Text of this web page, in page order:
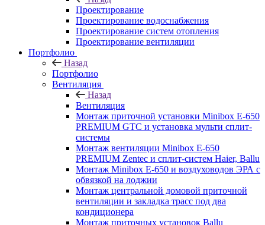
Проектирование
Проектирование водоснабжения
Проектирование систем отопления
Проектирование вентиляции
Портфолио
Назад
Портфолио
Вентиляция
Назад
Вентиляция
Монтаж приточной установки Minibox E-650
PREMIUM GTC и установка мульти сплит-
системы
Монтаж вентиляции Minibox E-650
PREMIUM Zentec и сплит-систем Haier, Ballu
Монтаж Minibox E-650 и воздуховодов ЭРА с
обвязкой на лоджии
Монтаж центральной домовой приточной
вентиляции и закладка трасс под два
кондиционера
Монтаж приточных установок Ballu